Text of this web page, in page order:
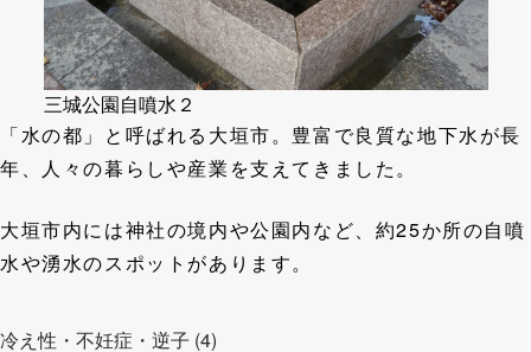
三城公園自噴水２
「水の都」と呼ばれる大垣市。豊富で良質な地下水が長
年、人々の暮らしや産業を支えてきました。
大垣市内には神社の境内や公園内など、約25か所の自噴
水や湧水のスポットがあります。
冷え性・不妊症・逆子 (4)